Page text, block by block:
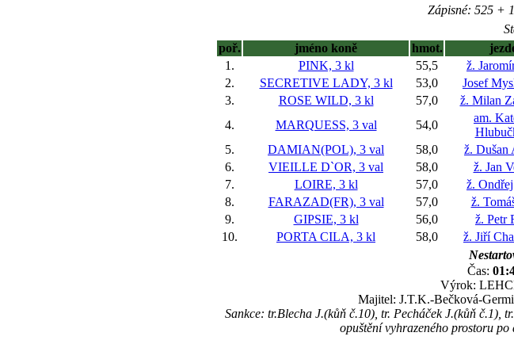
Zápisné: 525 +
poř.
jméno koně hmot.
1.
PINK, 3 kl 55,5 ž.
2.
SECRETIVE LADY, 3 kl 53,0 Josef
3.
ROSE WILD, 3 kl 57,0 ž. Milan
4.
MARQUESS, 3 val 54,0
am.
5.
DAMIAN(POL), 3 val 58,0 ž. Dušan
6.
VIEILLE D`OR, 3 val 58,0 ž. Jan
7.
LOIRE, 3 kl 57,0 ž.
8.
FARAZAD(FR), 3 val 57,0 ž.
9.
GIPSIE, 3 kl 56,0 ž. Petr
10.
PORTA CILA, 3 kl 58,0 ž. Jiří
Čas:
Výrok:
Majitel: J.T.K.-Bečková-
Sankce: tr.Blecha J.(kůň č.10), tr. Pecháček J.(kůň č.1),
opuštění vyhrazeného prostoru